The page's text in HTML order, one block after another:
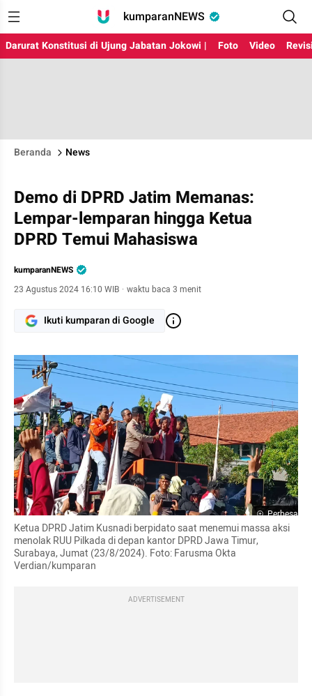
kumparanNEWS
Darurat Konstitusi di Ujung Jabatan Jokowi | Foto Video
Beranda News
Demo di DPRD Jatim Memanas:
Lempar-lemparan hingga Ketua
DPRD Temui Mahasiswa
kumparanNEWS
23 Agustus 2024 16:10 WIB · waktu baca 3 menit
Ikuti kumparan di Google
Perbesar
Ketua DPRD Jatim Kusnadi berpidato saat menemui massa aksi
menolak RUU Pilkada di depan kantor DPRD Jawa Timur,
Surabaya, Jumat (23/8/2024). Foto: Farusma Okta
Verdian/kumparan
ADVERTISEMENT